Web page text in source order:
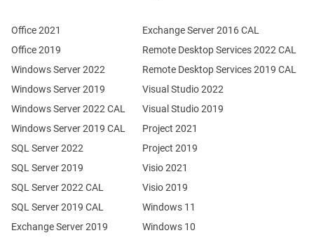
Office 2021
Office 2019
Windows Server 2022
Windows Server 2019
Exchange Server 2019
SQL Server 2022
SQL Server 2019
Windows Server 2022 CAL
Windows Server 2019 CAL
SQL Server 2022 CAL
SQL Server 2019 CAL
Remote Desktop Services 2022 CAL
Remote Desktop Services 2019 CAL
Exchange Server 2016 CAL
Visual Studio 2022
Visual Studio 2019
Project 2021
Project 2019
Visio 2021
Visio 2019
Windows 11
Windows 10